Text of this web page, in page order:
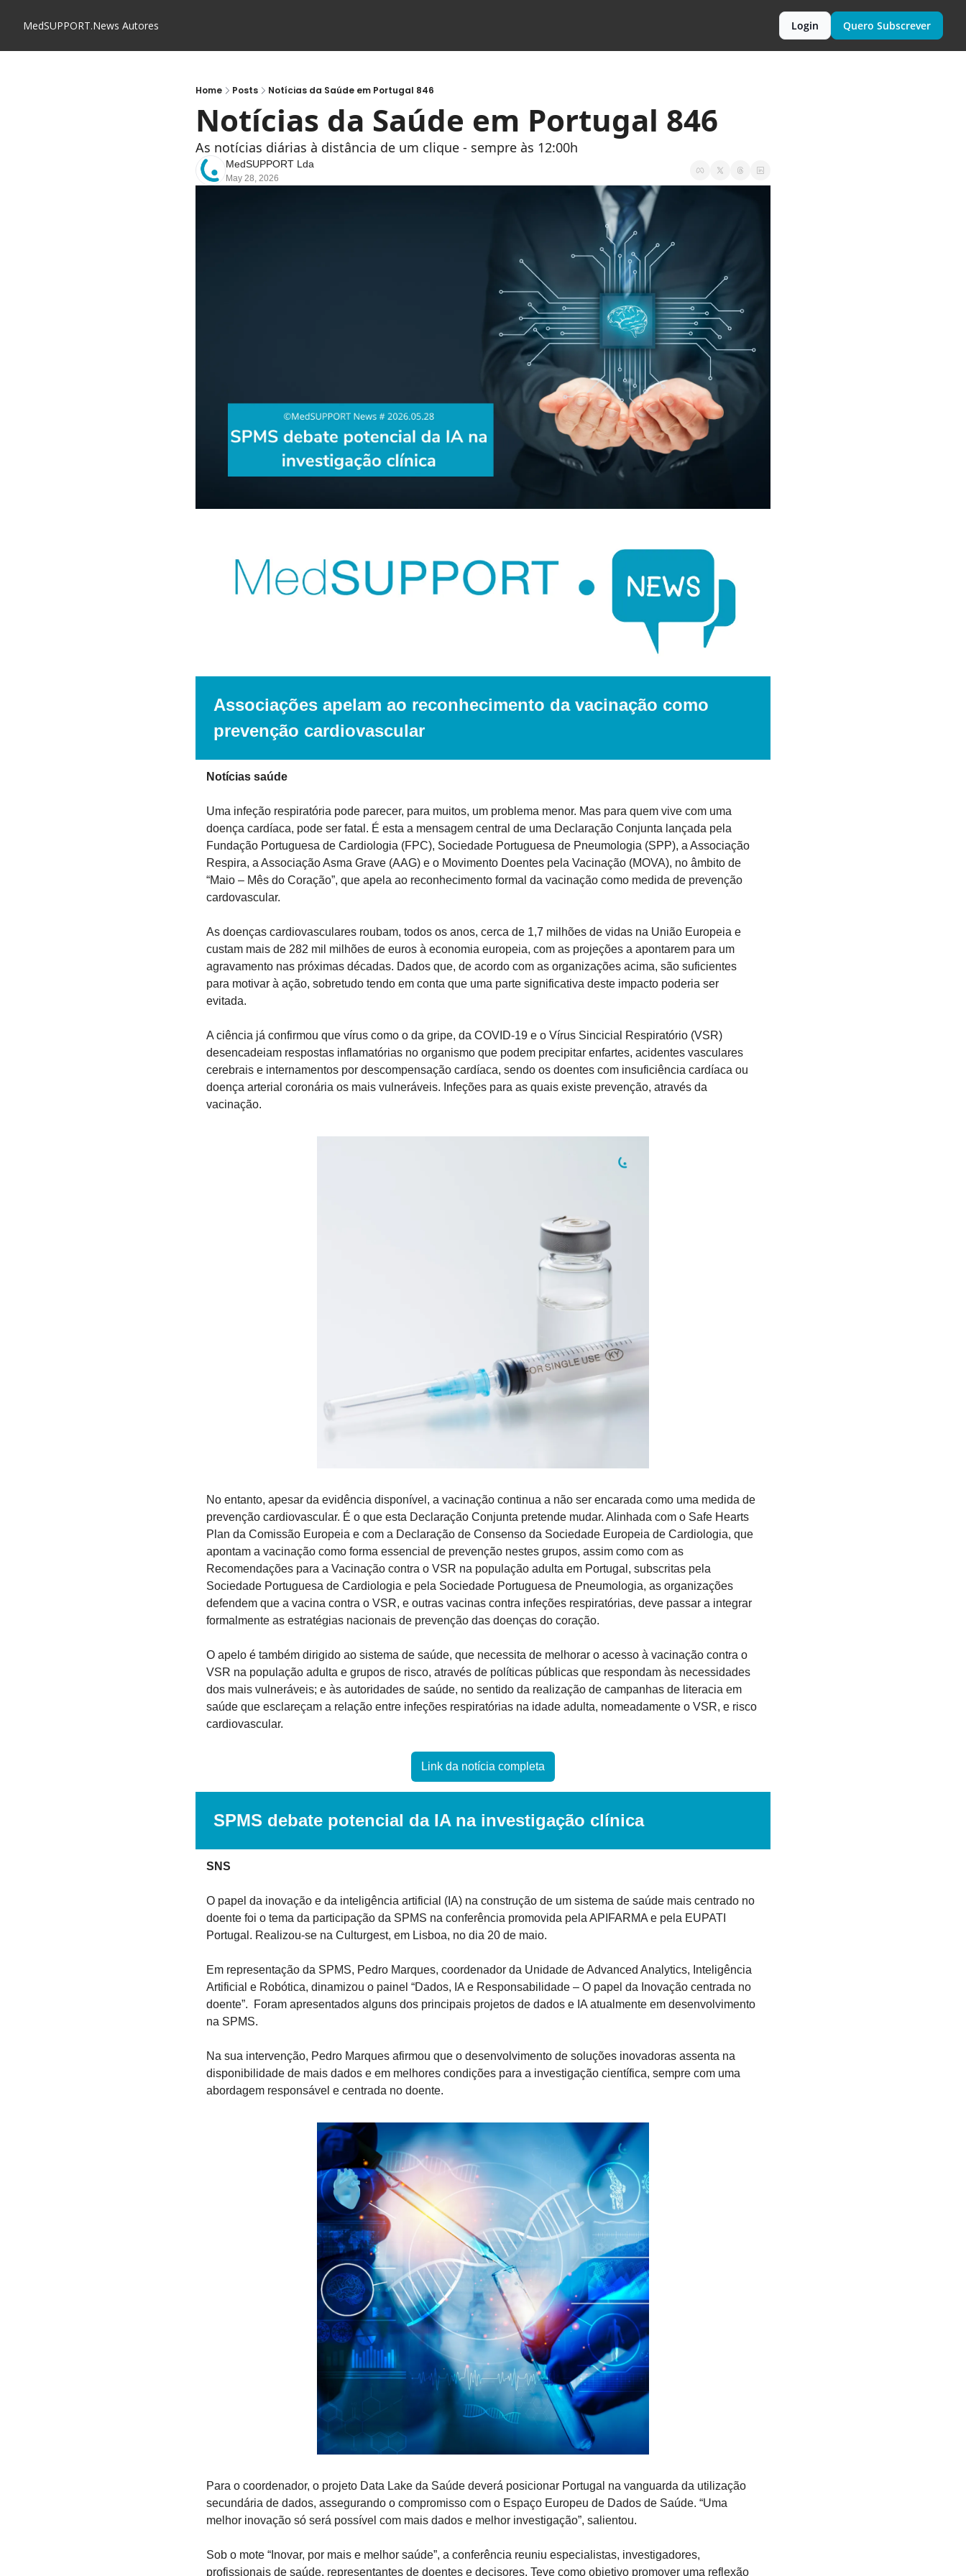
MedSUPPORT.News Autores Login Quero Subscrever
Home Posts Notícias da Saúde em Portugal 846
Notícias da Saúde em Portugal 846
As notícias diárias à distância de um clique - sempre às 12:00h
MedSUPPORT Lda
May 28, 2026
Associações apelam ao reconhecimento da vacinação como
prevenção cardiovascular
Notícias saúde
Uma infeção respiratória pode parecer, para muitos, um problema menor. Mas para quem vive com uma
doença cardíaca, pode ser fatal. É esta a mensagem central de uma Declaração Conjunta lançada pela
Fundação Portuguesa de Cardiologia (FPC), Sociedade Portuguesa de Pneumologia (SPP), a Associação
Respira, a Associação Asma Grave (AAG) e o Movimento Doentes pela Vacinação (MOVA), no âmbito de
“Maio – Mês do Coração”, que apela ao reconhecimento formal da vacinação como medida de prevenção
cardovascular.
As doenças cardiovasculares roubam, todos os anos, cerca de 1,7 milhões de vidas na União Europeia e
custam mais de 282 mil milhões de euros à economia europeia, com as projeções a apontarem para um
agravamento nas próximas décadas. Dados que, de acordo com as organizações acima, são suficientes
para motivar à ação, sobretudo tendo em conta que uma parte significativa deste impacto poderia ser
evitada.
A ciência já confirmou que vírus como o da gripe, da COVID-19 e o Vírus Sincicial Respiratório (VSR)
desencadeiam respostas inflamatórias no organismo que podem precipitar enfartes, acidentes vasculares
cerebrais e internamentos por descompensação cardíaca, sendo os doentes com insuficiência cardíaca ou
doença arterial coronária os mais vulneráveis. Infeções para as quais existe prevenção, através da
vacinação.
No entanto, apesar da evidência disponível, a vacinação continua a não ser encarada como uma medida de
prevenção cardiovascular. É o que esta Declaração Conjunta pretende mudar. Alinhada com o Safe Hearts
Plan da Comissão Europeia e com a Declaração de Consenso da Sociedade Europeia de Cardiologia, que
apontam a vacinação como forma essencial de prevenção nestes grupos, assim como com as
Recomendações para a Vacinação contra o VSR na população adulta em Portugal, subscritas pela
Sociedade Portuguesa de Cardiologia e pela Sociedade Portuguesa de Pneumologia, as organizações
defendem que a vacina contra o VSR, e outras vacinas contra infeções respiratórias, deve passar a integrar
formalmente as estratégias nacionais de prevenção das doenças do coração.
O apelo é também dirigido ao sistema de saúde, que necessita de melhorar o acesso à vacinação contra o
VSR na população adulta e grupos de risco, através de políticas públicas que respondam às necessidades
dos mais vulneráveis; e às autoridades de saúde, no sentido da realização de campanhas de literacia em
saúde que esclareçam a relação entre infeções respiratórias na idade adulta, nomeadamente o VSR, e risco
cardiovascular.
Link da notícia completa
SPMS debate potencial da IA na investigação clínica
SNS
O papel da inovação e da inteligência artificial (IA) na construção de um sistema de saúde mais centrado no
doente foi o tema da participação da SPMS na conferência promovida pela APIFARMA e pela EUPATI
Portugal. Realizou-se na Culturgest, em Lisboa, no dia 20 de maio.
Em representação da SPMS, Pedro Marques, coordenador da Unidade de Advanced Analytics, Inteligência
Artificial e Robótica, dinamizou o painel “Dados, IA e Responsabilidade – O papel da Inovação centrada no
doente”.  Foram apresentados alguns dos principais projetos de dados e IA atualmente em desenvolvimento
na SPMS.
Na sua intervenção, Pedro Marques afirmou que o desenvolvimento de soluções inovadoras assenta na
disponibilidade de mais dados e em melhores condições para a investigação científica, sempre com uma
abordagem responsável e centrada no doente.
Para o coordenador, o projeto Data Lake da Saúde deverá posicionar Portugal na vanguarda da utilização
secundária de dados, assegurando o compromisso com o Espaço Europeu de Dados de Saúde. “Uma
melhor inovação só será possível com mais dados e melhor investigação”, salientou.
Sob o mote “Inovar, por mais e melhor saúde”, a conferência reuniu especialistas, investigadores,
profissionais de saúde, representantes de doentes e decisores. Teve como objetivo promover uma reflexão